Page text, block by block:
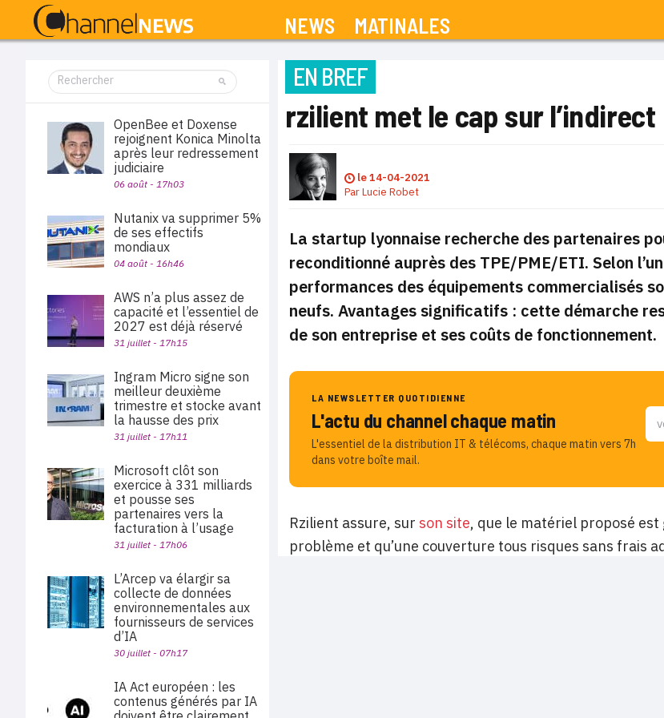
NEWS MATINALES
EN BREF
rzilient met le cap sur l’indirect
le14-04-2021
ParLucie Robet
La startup lyonnaise recherche des partenaires
reconditionné auprès des TPE/PME/ETI. Selon
performances des équipements commercialisés
neufs. Avantages significatifs : cette démarche
de son entreprise et ses coûts de fonctionnement.
LA NEWSLETTER QUOTIDIENNE
L'actu du channel chaque matin
L'essentiel de la distribution IT & télécoms, chaque matin vers 7h
dans votre boîte mail.
Rzilient assure, sur son site, que le matériel proposé
problème et qu’une couverture tous risques sans frais
OpenBee et Doxense
rejoignent Konica Minolta
après leur redressement
judiciaire
06 août - 17h03
Nutanix va supprimer 5%
de ses effectifs
mondiaux
04 août - 16h46
AWS n’a plus assez de
capacité et l’essentiel de
2027 est déjà réservé
31 juillet - 17h15
Ingram Micro signe son
meilleur deuxième
trimestre et stocke avant
la hausse des prix
31 juillet - 17h11
Microsoft clôt son
exercice à 331 milliards
et pousse ses
partenaires vers la
facturation à l’usage
31 juillet - 17h06
L’Arcep va élargir sa
collecte de données
environnementales aux
fournisseurs de services
d’IA
30 juillet - 07h17
IA Act européen : les
contenus générés par IA